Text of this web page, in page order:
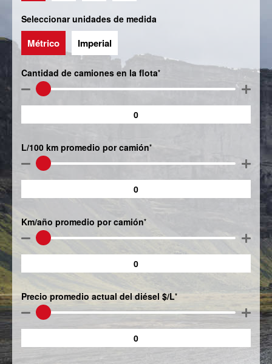
Seleccionar unidades de medida
Métrico Imperial
Cantidad de camiones en la flota*
L/100 km promedio por camión*
Km/año promedio por camión*
Precio promedio actual del diésel $/L*